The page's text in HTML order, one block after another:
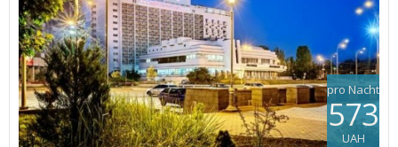
pro Nacht
573
UAH